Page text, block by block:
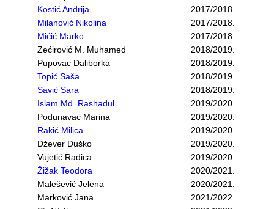
Kostić Andrija
2017/2018.
Milanović Nikolina
2017/2018.
Mićić Marko
2017/2018.
Zećirović M. Muhamed
2018/2019.
Pupovac Daliborka
2018/2019.
Topić Saša
2018/2019.
Savić Sara
2018/2019.
Islam Md. Rashadul
2019/2020.
Podunavac Marina
2019/2020.
Rakić Milica
2019/2020.
Džever Duško
2019/2020.
Vujetić Radica
2019/2020.
Žižak Teodora
2020/2021.
Malešević Jelena
2020/2021.
Marković Jana
2021/2022.